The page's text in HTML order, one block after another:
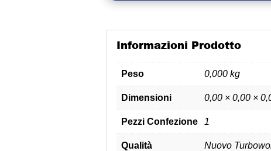
Informazioni Prodotto
Peso 0,000 kg
Dimensioni 0,00 × 0,00 ×
Pezzi Confezione 1
Qualità Nuovo